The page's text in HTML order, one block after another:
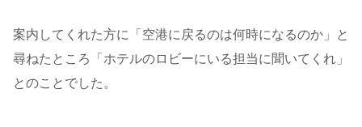
案内してくれた方に「空港に戻るのは何時になるのか」と
尋ねたところ「ホテルのロビーにいる担当に聞いてくれ」
とのことでした。